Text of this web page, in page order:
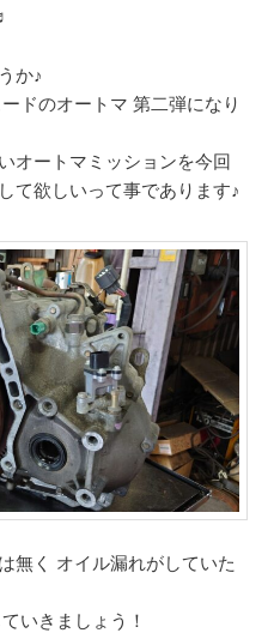
か♪
ドのオートマ 第二弾になり
オートマミッションを今回
て欲しいって事であります♪
無く オイル漏れがしていた
いきましょう！